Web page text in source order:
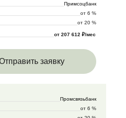
Примсоцбанк
от 6 %
от 20 %
от 207 612 ₽/мес
заявку
Промсвязьбанк
от 6 %